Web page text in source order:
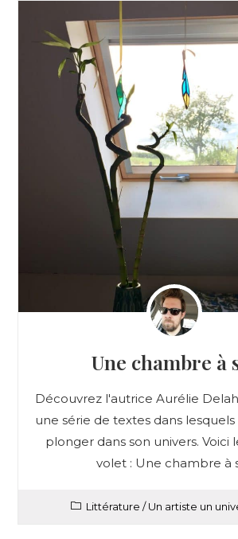
Une chambre à
Découvrez l'autrice Aurélie
une série de textes dans
plonger dans son univers. Voici
volet : Une chambre à
Littérature /Un artiste un